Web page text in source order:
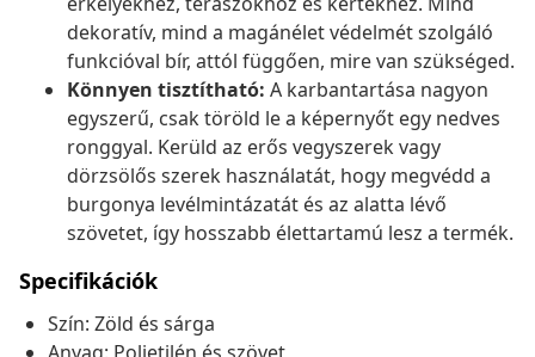
dekoratív, mind a magánélet védelmét szolgáló
funkcióval bír, attól függően, mire van szükséged.
Könnyen tisztítható: A karbantartása nagyon
egyszerű, csak töröld le a képernyőt egy nedves
ronggyal. Kerüld az erős vegyszerek vagy
dörzsölős szerek használatát, hogy megvédd a
burgonya levélmintázatát és az alatta lévő
szövetet, így hosszabb élettartamú lesz a termék.
Specifikációk
Szín: Zöld és sárga